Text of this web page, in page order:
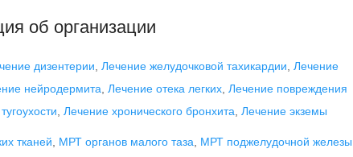
об организации
дизентерии Лечение желудочковой тахикардии Лечение
нейродермита Лечение отека легких Лечение повреждения
Лечение хронического бронхита Лечение экземы
тканей МРТ органов малого таза МРТ поджелудочной железы